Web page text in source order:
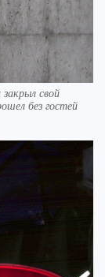
свой
без гостей